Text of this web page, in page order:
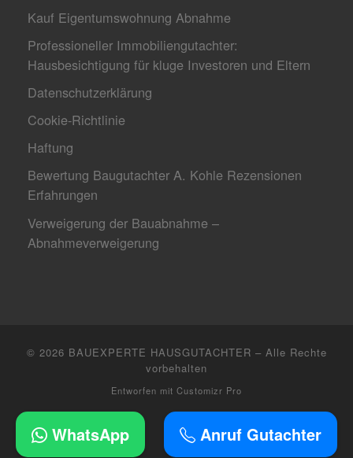
Kauf Eigentumswohnung Abnahme
Professioneller Immobiliengutachter:
Hausbesichtigung für kluge Investoren und Eltern
Datenschutzerklärung
Cookie-Richtlinie
Haftung
Bewertung Baugutachter A. Kohle Rezensionen
Erfahrungen
Verweigerung der Bauabnahme –
Abnahmeverweigerung
© 2026 BAUEXPERTE HAUSGUTACHTER – Alle Rechte
vorbehalten
Entworfen mit Customizr Pro
Anruf Gutachter
WhatsApp